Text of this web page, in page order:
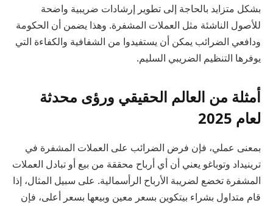
بشكل متزايد بالحاجة إلى تطوير إرشادات ضريبية واضحة
للأصول الناشئة مثل العملات المشفرة. وهذا يضمن أن الحكومة
ودافعي الضرائب يمكن أن يستفيدوا من الشفافية والكفاءة التي
يوفرها التنظيم الضريبي السليم.
أمثلة من العالم الحقيقي ورؤى محدثة
لعام 2025
بمعنى عملي، فإن فرض الضرائب على العملات المشفرة في
ترينيداد وتوباغو يعني أن أي أرباح محققة من بيع أو تبادل العملات
المشفرة تخضع لضريبة الأرباح الرأسمالية. على سبيل المثال، إذا
قام متداول بشراء بيتكوين بسعر معين وبيعها بسعر أعلى، فإن